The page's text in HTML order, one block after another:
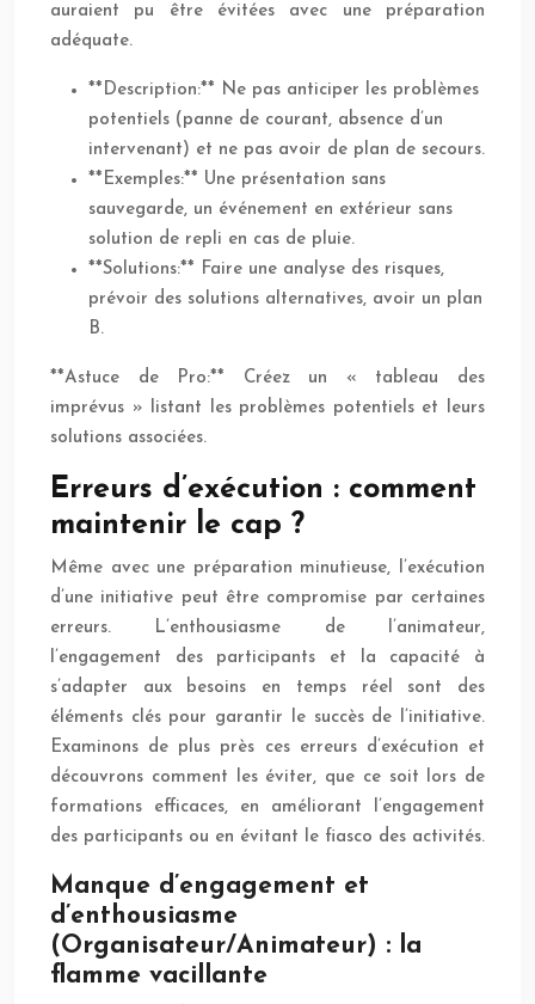
auraient pu être évitées avec une préparation
adéquate.
**Description:** Ne pas anticiper les problèmes
potentiels (panne de courant, absence d’un
intervenant) et ne pas avoir de plan de secours.
**Exemples:** Une présentation sans
sauvegarde, un événement en extérieur sans
solution de repli en cas de pluie.
**Solutions:** Faire une analyse des risques,
prévoir des solutions alternatives, avoir un plan
B.
**Astuce de Pro:** Créez un « tableau des
imprévus » listant les problèmes potentiels et leurs
solutions associées.
Erreurs d’exécution : comment
maintenir le cap ?
Même avec une préparation minutieuse, l’exécution
d’une initiative peut être compromise par certaines
erreurs. L’enthousiasme de l’animateur,
l’engagement des participants et la capacité à
s’adapter aux besoins en temps réel sont des
éléments clés pour garantir le succès de l’initiative.
Examinons de plus près ces erreurs d’exécution et
découvrons comment les éviter, que ce soit lors de
formations efficaces, en améliorant l’engagement
des participants ou en évitant le fiasco des activités.
Manque d’engagement et
d’enthousiasme
(Organisateur/Animateur) : la
flamme vacillante